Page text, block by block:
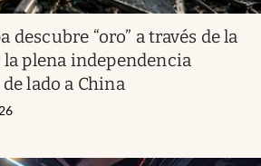
descubre “oro” a través de la
plena independencia
lado a China